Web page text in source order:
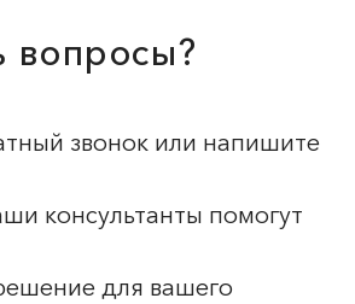
вопросы?
звонок или напишите
консультанты помогут
для вашего